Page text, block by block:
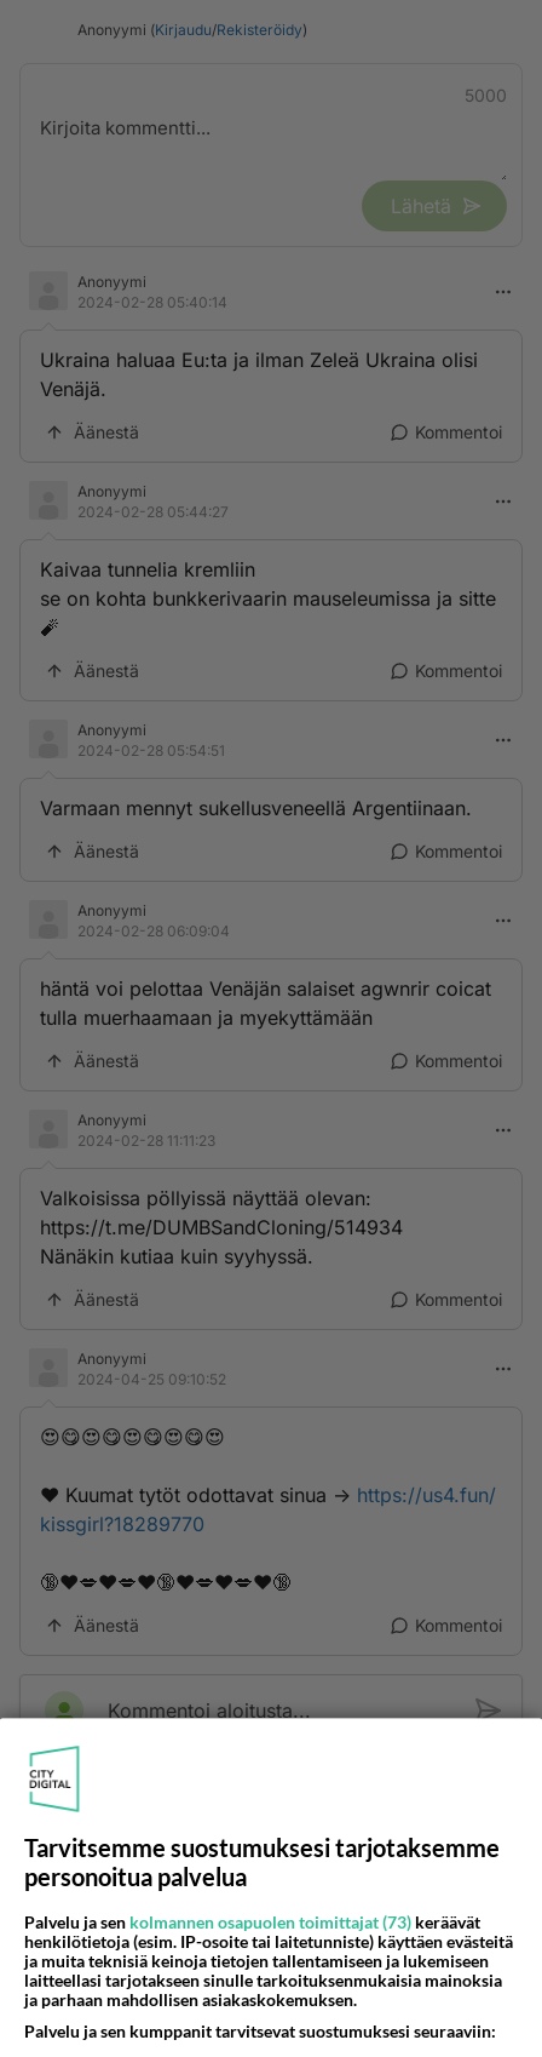
Anonyymi (Kirjaudu/Rekisteröidy)
5000
Lähetä
Anonyymi
2024-02-28 05:40:14
Ukraina haluaa Eu:ta ja ilman Zeleä Ukraina olisi
Venäjä.
Äänestä Kommentoi
Anonyymi
2024-02-28 05:44:27
Kaivaa tunnelia kremliin
se on kohta bunkkerivaarin mauseleumissa ja sitte
🧨
Äänestä Kommentoi
Anonyymi
2024-02-28 05:54:51
Varmaan mennyt sukellusveneellä Argentiinaan.
Äänestä Kommentoi
Anonyymi
2024-02-28 06:09:04
häntä voi pelottaa Venäjän salaiset agwnrir coicat
tulla muerhaamaan ja myekyttämään
Äänestä Kommentoi
Anonyymi
2024-02-28 11:11:23
Valkoisissa pöllyissä näyttää olevan:
https://t.me/DUMBSandCloning/514934
Nänäkin kutiaa kuin syyhyssä.
Äänestä Kommentoi
Anonyymi
2024-04-25 09:10:52
😍😋😍😋😍😋😍😋😍
❤️ K­­­u­­­u­­m­­­a­­t­ ­­t­­­y­t­­ö­t­ ­­o­­d­o­­­t­­­t­a­­­v­­­­a­t­­ ­­­s­­i­­­n­­u­a­­­ -> https://us4.fun/
kissgirl?18289770
🔞❤️💋❤️💋❤️🔞❤️💋❤️💋❤️🔞
Äänestä Kommentoi
Kommentoi aloitusta...
Takaisin ylös
LUETUIMMAT KESKUSTELUT
PÄIVÄ VIIKKO KUUKAUSI
kenen näköinen
kaivattusi on ?
970
Tarvitsemme suostumuksesi tarjotaksemme
personoitua palvelua
Palvelu ja sen kolmannen osapuolen toimittajat (73) keräävät
henkilötietoja (esim. IP-osoite tai laitetunniste) käyttäen evästeitä
ja muita teknisiä keinoja tietojen tallentamiseen ja lukemiseen
laitteellasi tarjotakseen sinulle tarkoituksenmukaisia mainoksia
ja parhaan mahdollisen asiakaskokemuksen.
Palvelu ja sen kumppanit tarvitsevat suostumuksesi seuraaviin: